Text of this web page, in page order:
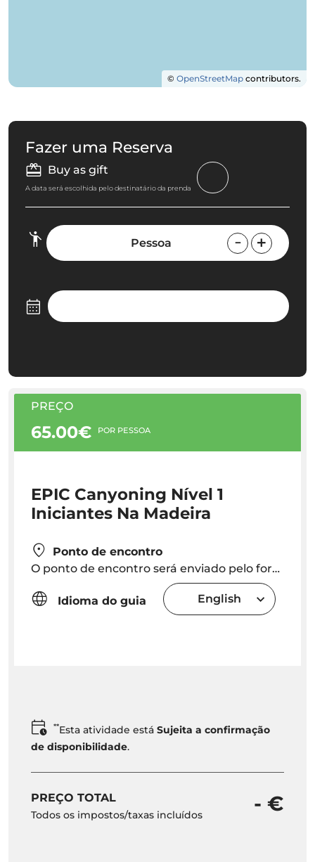
© OpenStreetMap contributors.
Fazer uma Reserva
Buy as gift
A data será escolhida pelo destinatário da prenda
Pessoa
PREÇO
65.00€ POR PESSOA
EPIC Canyoning Nível 1
Iniciantes Na Madeira
Ponto de encontro
O ponto de encontro será enviado pelo fornecedor (não há transfer incluído)
Idioma do guia English
**Esta atividade está Sujeita a confirmação
de disponibilidade.
PREÇO TOTAL
Todos os impostos/taxas incluídos - €